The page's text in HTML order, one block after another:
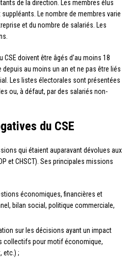
de la direction. Les membres élus
Le nombre de membres varie
et du nombre de salariés. Les
doivent être âgés d’au moins 18
depuis au moins un an et ne pas être liés
Les listes électorales sont présentées
ou, à défaut, par des salariés non-
du CSE
qui étaient auparavant dévolues aux
et CHSCT). Ses principales missions
économiques, financières et
bilan social, politique commerciale,
sur les décisions ayant un impact
collectifs pour motif économique,
etc.) ;